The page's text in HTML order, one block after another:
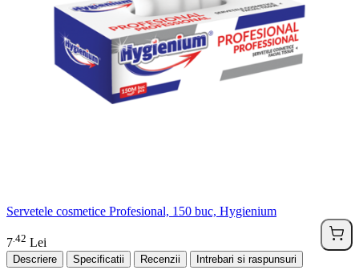
Servetele cosmetice Profesional, 150 buc, Hygienium
7 42 Lei
Descriere Specificatii Recenzii Intrebari si raspunsuri